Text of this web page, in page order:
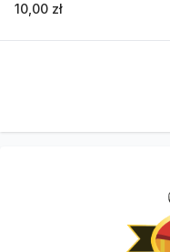
10,00 zł